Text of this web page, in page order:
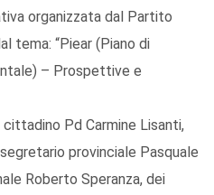
organizzata dal Partito
tema: “Piear (Piano di
– Prospettive e
Pd Carmine Lisanti,
provinciale Pasquale
Roberto Speranza, dei